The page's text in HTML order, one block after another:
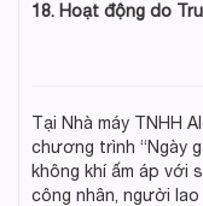
18. Hoạt động do
Tại Nhà máy TNHH
chương trình “Ngày
không khí ấm áp với
công nhân, người